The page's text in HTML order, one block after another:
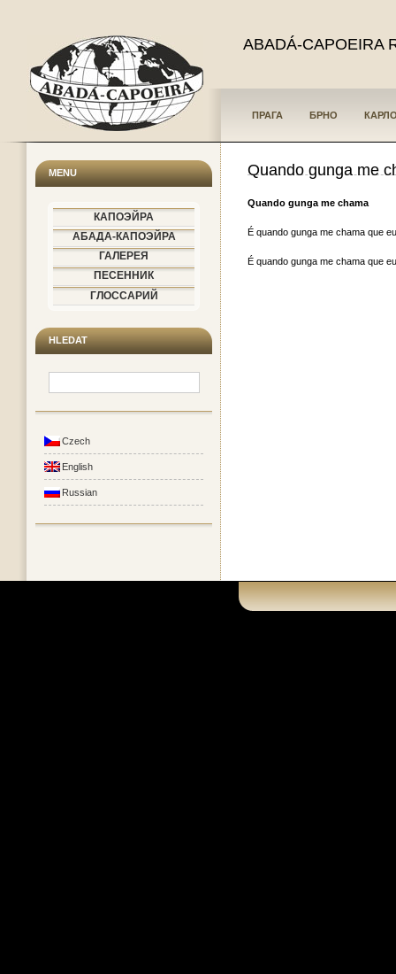
ABADÁ-CAPOEIRA
ПРАГА БРНО
MENU
КАПОЭЙРА
АБАДА-КАПОЭЙРА
ГАЛЕРЕЯ
ПЕСЕННИК
ГЛОССАРИЙ
HLEDAT
Czech
English
Russian
Quando gunga me
Quando gunga me chama
É quando gunga me chama que
É quando gunga me chama que